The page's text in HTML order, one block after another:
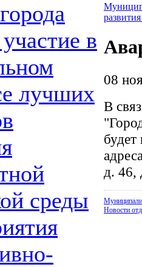
в
лучших
среды
08
В
д. 46,
Новости